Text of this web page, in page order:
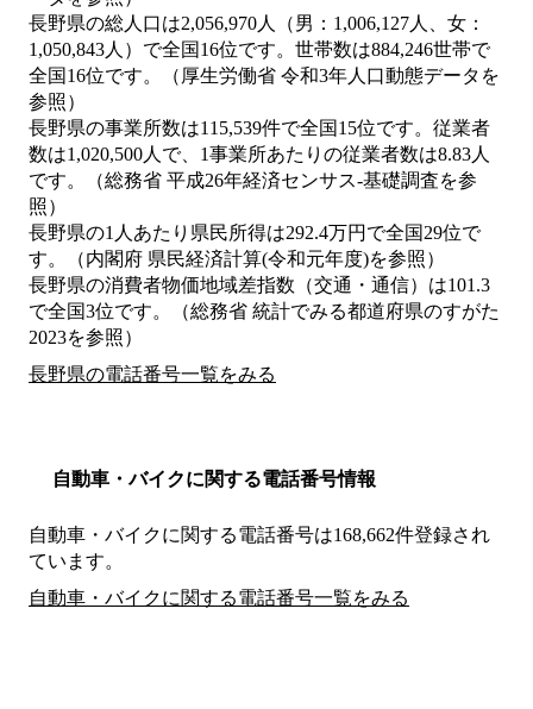
長野県の総人口は2,056,970人（男：1,006,127人、女：
1,050,843人）で全国16位です。世帯数は884,246世帯で
全国16位です。（厚生労働省 令和3年人口動態データを
参照）
長野県の事業所数は115,539件で全国15位です。従業者
数は1,020,500人で、1事業所あたりの従業者数は8.83人
です。（総務省 平成26年経済センサス‐基礎調査を参
照）
長野県の1人あたり県民所得は292.4万円で全国29位で
す。（内閣府 県民経済計算(令和元年度)を参照）
長野県の消費者物価地域差指数（交通・通信）は101.3
で全国3位です。（総務省 統計でみる都道府県のすがた
2023を参照）
長野県の電話番号一覧をみる
自動車・バイクに関する電話番号情報
自動車・バイクに関する電話番号は168,662件登録され
ています。
自動車・バイクに関する電話番号一覧をみる